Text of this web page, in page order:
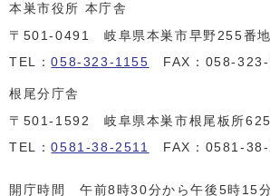
本巣市役所 本庁舎
〒501-0491 岐阜県本巣市早野255番地
TEL：058-323-1155 FAX：058-323-
根尾分庁舎
〒501-1592 岐阜県本巣市根尾板所625
TEL：0581-38-2511 FAX：0581-38-
開庁時間 午前8時30分から午後5時15分